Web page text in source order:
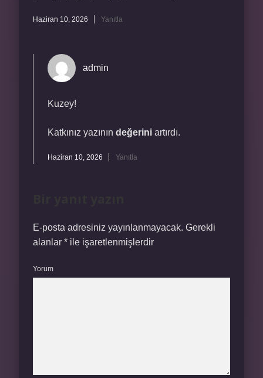
Haziran 10, 2026 Yanıtla
admin
Kuzey!
Katkınız yazının değerini artırdı.
Haziran 10, 2026 Yanıtla
E-posta adresiniz yayınlanmayacak. Gerekli
alanlar * ile işaretlenmişlerdir
Yorum